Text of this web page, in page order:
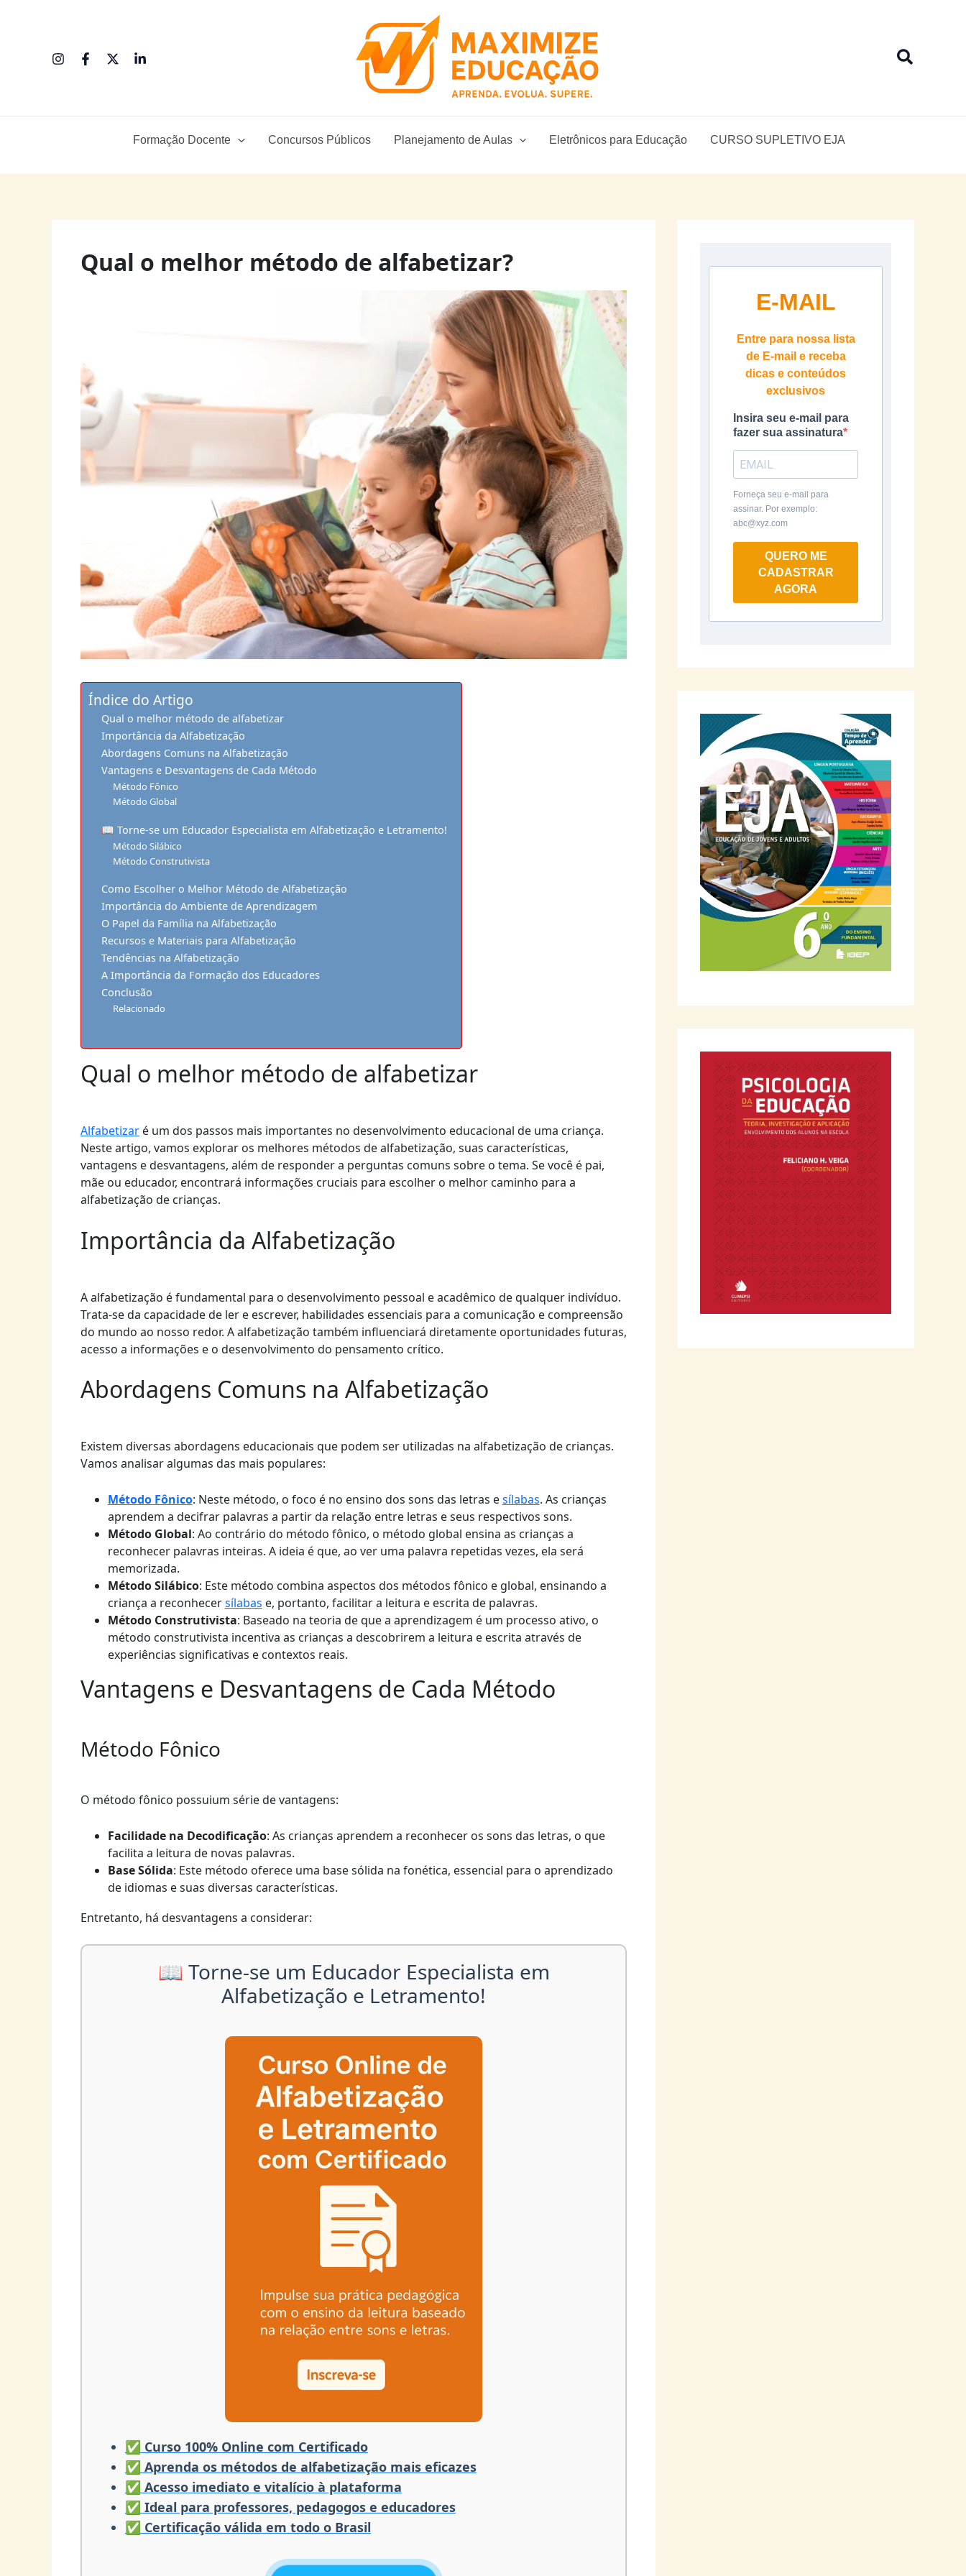
Formação Docente Concursos Públicos Planejamento de Aulas Eletrônicos para Educação CURSO SUPLETIVO EJA
Qual o melhor método de alfabetizar?
Índice do Artigo
Qual o melhor método de alfabetizar
Importância da Alfabetização
Abordagens Comuns na Alfabetização
Vantagens e Desvantagens de Cada Método
Método Fônico
Método Global
📖 Torne-se um Educador Especialista em Alfabetização e Letramento!
Método Silábico
Método Construtivista
Como Escolher o Melhor Método de Alfabetização
Importância do Ambiente de Aprendizagem
O Papel da Família na Alfabetização
Recursos e Materiais para Alfabetização
Tendências na Alfabetização
A Importância da Formação dos Educadores
Conclusão
Relacionado
Qual o melhor método de alfabetizar
Alfabetizar é um dos passos mais importantes no desenvolvimento educacional de uma criança.
Neste artigo, vamos explorar os melhores métodos de alfabetização, suas características,
vantagens e desvantagens, além de responder a perguntas comuns sobre o tema. Se você é pai,
mãe ou educador, encontrará informações cruciais para escolher o melhor caminho para a
alfabetização de crianças.
Importância da Alfabetização
A alfabetização é fundamental para o desenvolvimento pessoal e acadêmico de qualquer indivíduo.
Trata-se da capacidade de ler e escrever, habilidades essenciais para a comunicação e compreensão
do mundo ao nosso redor. A alfabetização também influenciará diretamente oportunidades futuras,
acesso a informações e o desenvolvimento do pensamento crítico.
Abordagens Comuns na Alfabetização
Existem diversas abordagens educacionais que podem ser utilizadas na alfabetização de crianças.
Vamos analisar algumas das mais populares:
Método Fônico: Neste método, o foco é no ensino dos sons das letras esílabas. As crianças
aprendem a decifrar palavras a partir da relação entre letras e seus respectivos sons.
Método Global: Ao contrário do método fônico, o método global ensina as crianças a
reconhecer palavras inteiras. A ideia é que, ao ver uma palavra repetidas vezes, ela será
memorizada.
Método Silábico: Este método combina aspectos dos métodos fônico e global, ensinando a
criança a reconhecersílabas e, portanto, facilitar a leitura e escrita de palavras.
Método Construtivista: Baseado na teoria de que a aprendizagem é um processo ativo, o
método construtivista incentiva as crianças a descobrirem a leitura e escrita através de
experiências significativas e contextos reais.
Vantagens e Desvantagens de Cada Método
Método Fônico
O método fônico possuium série de vantagens:
Facilidade na Decodificação: As crianças aprendem a reconhecer os sons das letras, o que
facilita a leitura de novas palavras.
Base Sólida: Este método oferece uma base sólida na fonética, essencial para o aprendizado
de idiomas e suas diversas características.
Entretanto, há desvantagens a considerar:
📖 Torne-se um Educador Especialista em
Alfabetização e Letramento!
✅ Curso 100% Online com Certificado
✅ Aprenda os métodos de alfabetização mais eficazes
✅ Acesso imediato e vitalício à plataforma
✅ Ideal para professores, pedagogos e educadores
✅ Certificação válida em todo o Brasil
E-MAIL
Entre para nossa lista
de E-mail e receba
dicas e conteúdos
exclusivos
Insira seu e-mail para
fazer sua assinatura
Forneça seu e-mail para
assinar. Por exemplo:
abc@xyz.com
QUERO ME
CADASTRAR
AGORA